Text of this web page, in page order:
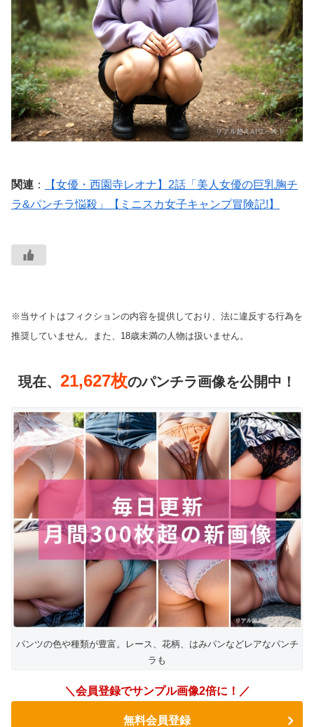
関連 ：
【女優・西園寺レオナ】2話「美人女優の巨乳胸チ
ラ&パンチラ悩殺」【ミニスカ女子キャンプ冒険記!】
※当サイトはフィクションの内容を提供しており、法に違反する行為を
推奨していません。また、18歳未満の人物は扱いません。
現在、 21,627枚のパンチラ画像を公開中！
パンツの色や種類が豊富。レース、花柄、はみパンなどレアなパンチ
ラも
＼会員登録でサンプル画像2倍に！／
無料会員登録